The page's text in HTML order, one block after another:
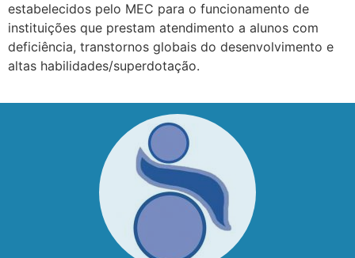
estabelecidos pelo MEC para o funcionamento de
instituições que prestam atendimento a alunos com
deficiência, transtornos globais do desenvolvimento e
altas habilidades/superdotação.